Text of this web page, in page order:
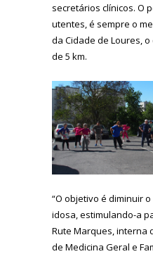
secretários clínicos. O
utentes, é sempre o
da Cidade de Loures,
de 5 km.
“O objetivo é diminuir
idosa, estimulando-a
Rute Marques, interna
de Medicina Geral e